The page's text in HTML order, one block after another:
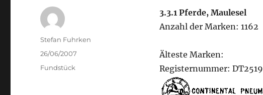
3.3.1 Pferde, Maulesel
Anzahl der Marken: 1162
Älteste Marken:
Registernummer: DT2519
Author
Stefan Fuhrken
Posted
26/06/2007
Categories
Fundstück